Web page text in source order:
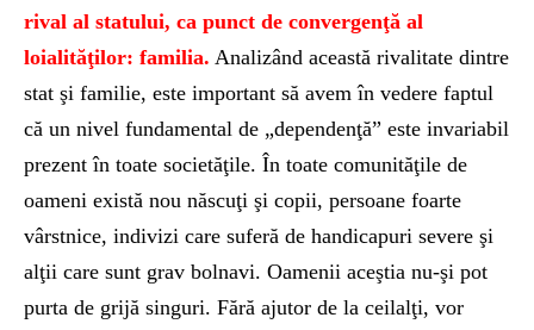
rival al statului, ca punct de convergenţă al
loialităţilor: familia. Analizând această rivalitate dintre
stat şi familie, este important să avem în vedere faptul
că un nivel fundamental de „dependenţă” este invariabil
prezent în toate societăţile. În toate comunităţile de
oameni există nou născuţi şi copii, persoane foarte
vârstnice, indivizi care suferă de handicapuri severe şi
alţii care sunt grav bolnavi. Oamenii aceştia nu-şi pot
purta de grijă singuri. Fără ajutor de la ceilalţi, vor